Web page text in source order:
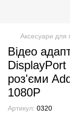
Аксесуари для
Відео
роз'єми
1080P
Артикул: 0320